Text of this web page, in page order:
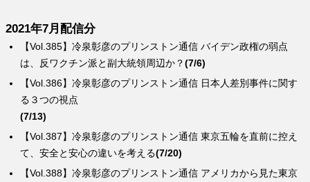
2021年7月配信分
【Vol.388】冷泉彰彦のプリンストン通信 アメリカから見た東京
【Vol.387】冷泉彰彦のプリンストン通信 東京五輪を直前に控え
て、安全と安心の違いを考える(7/20)
【Vol.386】冷泉彰彦のプリンストン通信 日本人差別事件に関す
る３つの視点
(7/13)
【Vol.385】冷泉彰彦のプリンストン通信 バイデン政権の弱点
は、反ワクチン派と副大統領周辺か？(7/6)